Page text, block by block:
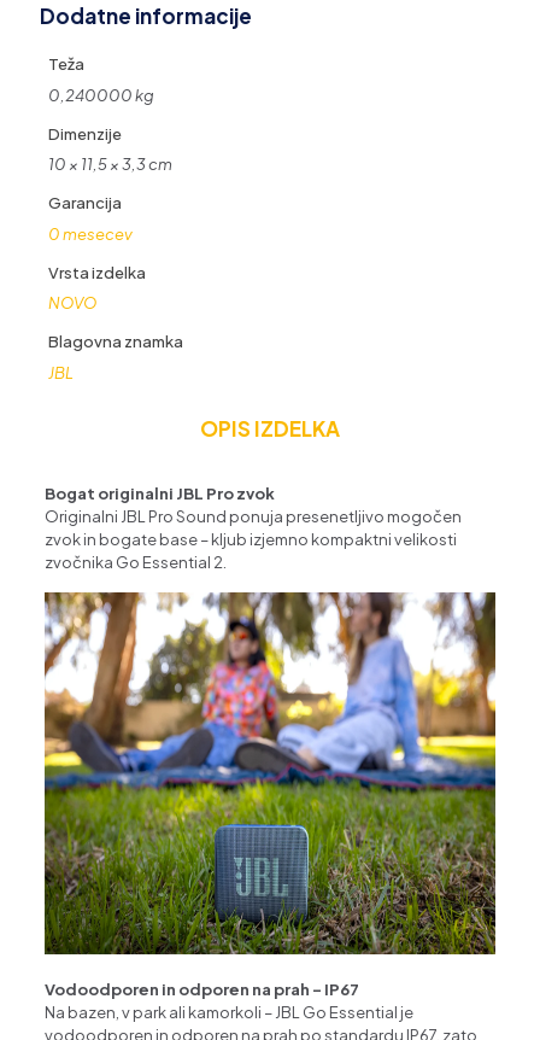
količina
Dodatne informacije
Teža
0,240000 kg
Dimenzije
10 × 11,5 × 3,3 cm
Garancija
0 mesecev
Vrsta izdelka
NOVO
Blagovna znamka
JBL
OPIS IZDELKA
Bogat originalni JBL Pro zvok
Originalni JBL Pro Sound ponuja presenetljivo mogočen
zvok in bogate base – kljub izjemno kompaktni velikosti
zvočnika Go Essential 2.
Vodoodporen in odporen na prah – IP67
Na bazen, v park ali kamorkoli – JBL Go Essential je
vodoodporen in odporen na prah po standardu IP67, zato